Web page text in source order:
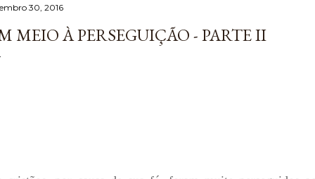
30, 2016
MEIO À PERSEGUIÇÃO - PARTE II